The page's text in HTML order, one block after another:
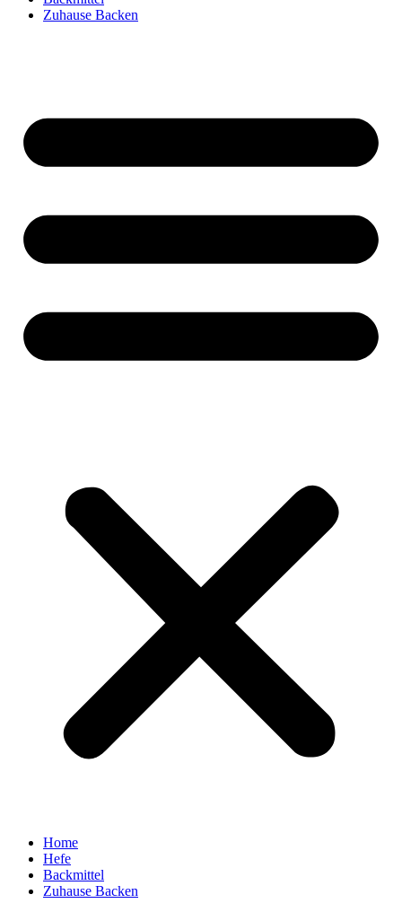
Zuhause Backen
Home
Hefe
Backmittel
Zuhause Backen